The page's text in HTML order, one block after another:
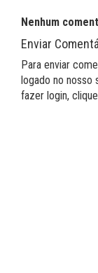
Nenhum
Enviar
Para enviar
logado no nosso
fazer login, clique